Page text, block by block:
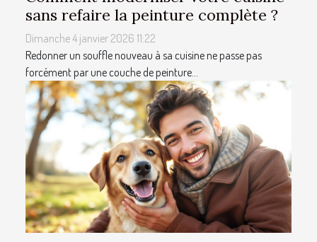
sans refaire la peinture complète ?
Dimanche 4 janvier 2026 11:22
Redonner un souffle nouveau à sa cuisine ne passe pas
forcément par une couche de peinture...